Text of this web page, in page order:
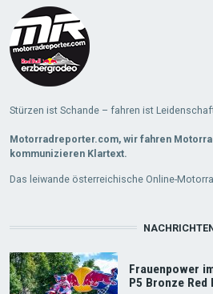
Stürzen ist Schande – fahren ist
Motorradreporter.com, wir fahren
kommunizieren Klartext.
Das leiwande österreichische Online-
Frauenpower
P5 Bronze Red